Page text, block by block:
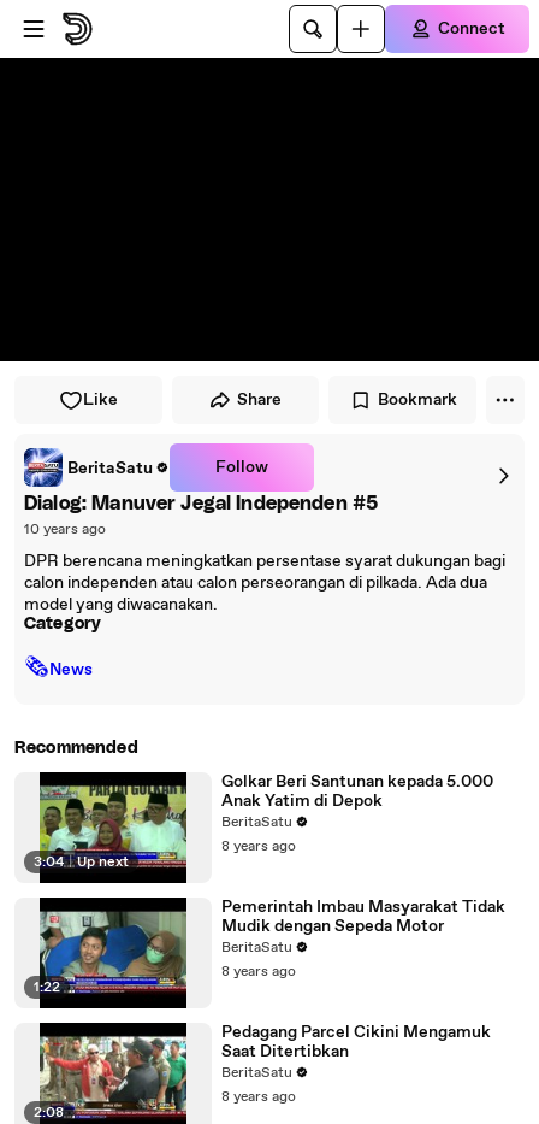
Skip to player
Skip to main content
Connect
Like Share Bookmark
BeritaSatu Follow
Dialog: Manuver Jegal Independen #5
10 years ago
DPR berencana meningkatkan persentase syarat dukungan bagi
calon independen atau calon perseorangan di pilkada. Ada dua
model yang diwacanakan.
Category
🗞News
Recommended
3:04 | Up next
Golkar Beri Santunan kepada 5.000
Anak Yatim di Depok
BeritaSatu
8 years ago
1:22
Pemerintah Imbau Masyarakat Tidak
Mudik dengan Sepeda Motor
BeritaSatu
8 years ago
2:08
Pedagang Parcel Cikini Mengamuk
Saat Ditertibkan
BeritaSatu
8 years ago